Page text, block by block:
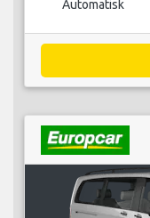
Automatisk